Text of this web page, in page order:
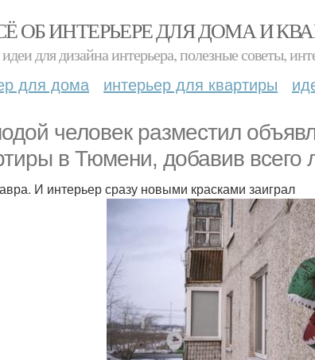
ОБ ИНТЕРЬЕРЕ ДЛЯ ДОМА И
для дизайна интерьера, полезные советы,
для дома интерьер для квартиры
человек разместил
в Тюмени, добавив всего
И интерьер сразу новыми красками заиграл